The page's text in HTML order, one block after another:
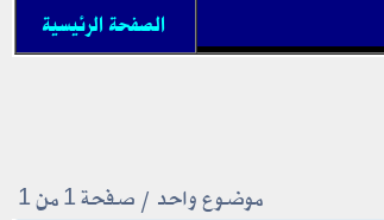
الصفحة الرئيسية
موضوع واحد • صفحة1من1